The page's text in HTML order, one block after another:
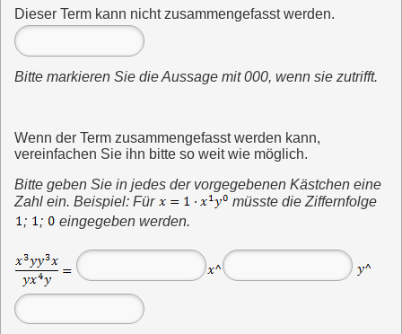
Dieser Term kann nicht zusammengefasst werden.
Bitte markieren Sie die Aussage mit 000, wenn sie zutrifft.
Wenn der Term zusammengefasst werden kann,
vereinfachen Sie ihn bitte so weit wie möglich.
Bitte geben Sie in jedes der vorgegebenen Kästchen eine
Zahl ein. Beispiel: Für
müsste die Ziffernfolge
;
; eingegeben werden.